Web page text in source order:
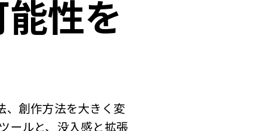
性を
、創作方法を大きく変
ールと、没入感と拡張